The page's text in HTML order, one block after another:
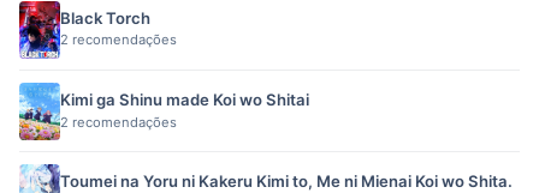
Black Torch
2 recomendações
Kimi ga Shinu made Koi wo Shitai
2 recomendações
Toumei na Yoru ni Kakeru Kimi to, Me ni Mienai Koi wo Shita.